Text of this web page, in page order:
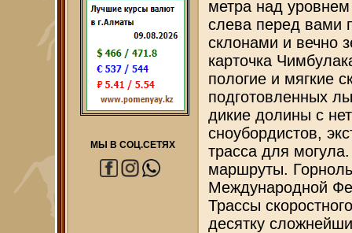
МЫ В СОЦ.СЕТЯХ
метра над
слева перед вами
склонами и вечно
карточка
пологие и мягкие
подготовленных
дикие долины с
сноубордистов,
трасса для
маршруты.
Международной
Трассы
десятку